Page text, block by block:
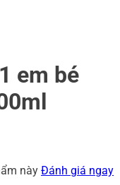
em bé
này Đánh giá ngay